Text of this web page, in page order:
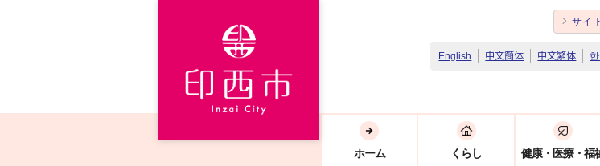
サイ
English 中文簡体 中文繁体
ホーム くらし 健康・医療・福